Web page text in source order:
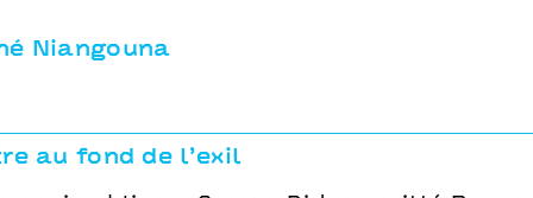
Niangouna
au fond de l’exil